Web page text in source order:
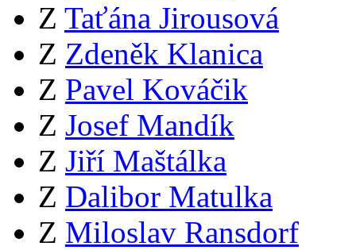
Z Taťána Jirousová
Z Zdeněk Klanica
Z Pavel Kováčik
Z Josef Mandík
Z Jiří Maštálka
Z Dalibor Matulka
Z Miloslav Ransdorf